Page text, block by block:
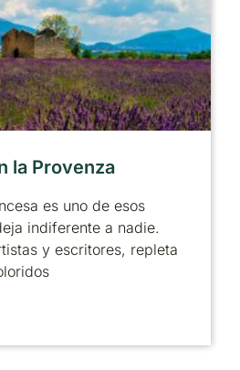
la Provenza
es uno de esos
indiferente a nadie.
y escritores, repleta